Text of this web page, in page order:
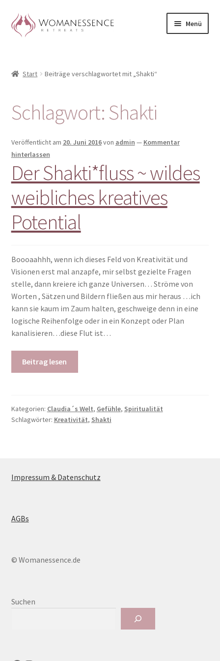
Zur
Navigation
Zum
Inhalt
Menü
Blog
Shop / Retreats im Allgäu
Woman-Circle
Erfahrungen
Warenkorb
Start Beiträge verschlagwortet mit „Shakti“
Schlagwort: Shakti
Veröffentlicht am 20. Juni 2016von admin — Kommentar
hinterlassen
Der Shakti*fluss ~ wildes
weibliches kreatives
Potential
Boooaahhh, wenn ich dieses Feld von Kreativität und
Visionen erst mal anzapfe, mir selbst gezielte Fragen
stelle, dann kreiere ich ganze Universen… Ströme von
Worten , Sätzen und Bildern fließen aus mir heraus …ich
kann sie kaum im Zaum halten, geschweige denn in eine
logische Reihenfolge oder in ein Konzept oder Plan
kanalisieren…diese Flut ist…
Beitrag lesen
Kategorien: Claudia´s Welt, Gefühle, Spiritualität
Schlagwörter: Kreativität, Shakti
Impressum & Datenschutz
AGBs
© Womanessence.de
Suchen